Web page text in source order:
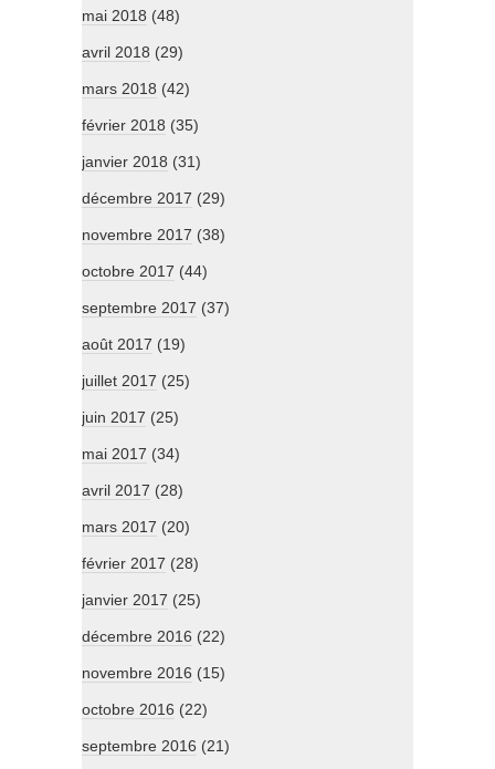
mai 2018 (48)
avril 2018 (29)
mars 2018 (42)
février 2018 (35)
janvier 2018 (31)
décembre 2017 (29)
novembre 2017 (38)
octobre 2017 (44)
septembre 2017 (37)
août 2017 (19)
juillet 2017 (25)
juin 2017 (25)
mai 2017 (34)
avril 2017 (28)
mars 2017 (20)
février 2017 (28)
janvier 2017 (25)
décembre 2016 (22)
novembre 2016 (15)
octobre 2016 (22)
septembre 2016 (21)